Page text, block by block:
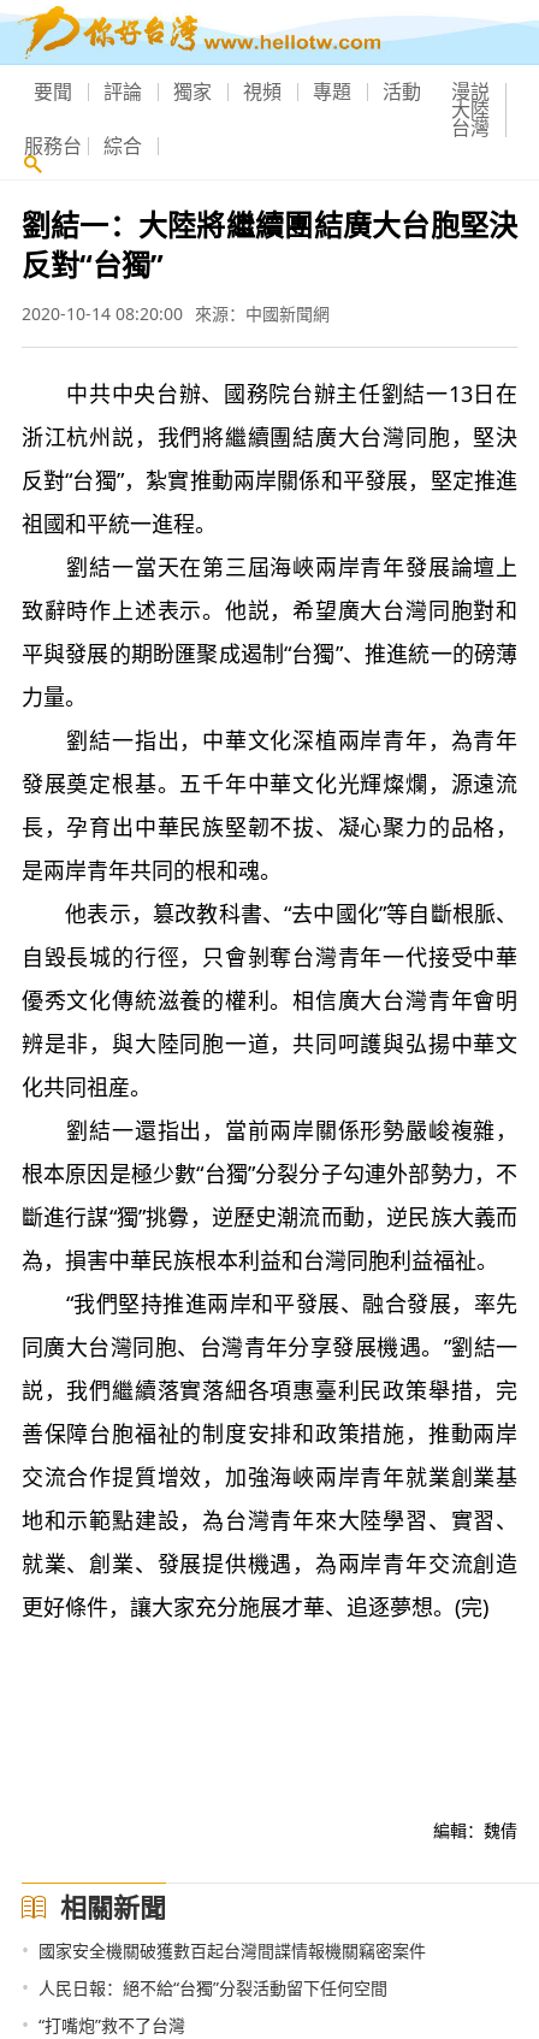
要聞 評論 獨家 視頻 專題 活動 漫説
大陸
台灣
服務台 綜合
劉結一：大陸將繼續團結廣大台胞堅決
反對“台獨”
2020-10-14 08:20:00 來源：中國新聞網
中共中央台辦、國務院台辦主任劉結一13日在
浙江杭州説，我們將繼續團結廣大台灣同胞，堅決
反對“台獨”，紮實推動兩岸關係和平發展，堅定推進
祖國和平統一進程。
劉結一當天在第三屆海峽兩岸青年發展論壇上
致辭時作上述表示。他説，希望廣大台灣同胞對和
平與發展的期盼匯聚成遏制“台獨”、推進統一的磅薄
力量。
劉結一指出，中華文化深植兩岸青年，為青年
發展奠定根基。五千年中華文化光輝燦爛，源遠流
長，孕育出中華民族堅韌不拔、凝心聚力的品格，
是兩岸青年共同的根和魂。
他表示，篡改教科書、“去中國化”等自斷根脈、
自毀長城的行徑，只會剝奪台灣青年一代接受中華
優秀文化傳統滋養的權利。相信廣大台灣青年會明
辨是非，與大陸同胞一道，共同呵護與弘揚中華文
化共同祖産。
劉結一還指出，當前兩岸關係形勢嚴峻複雜，
根本原因是極少數“台獨”分裂分子勾連外部勢力，不
斷進行謀“獨”挑釁，逆歷史潮流而動，逆民族大義而
為，損害中華民族根本利益和台灣同胞利益福祉。
“我們堅持推進兩岸和平發展、融合發展，率先
同廣大台灣同胞、台灣青年分享發展機遇。”劉結一
説，我們繼續落實落細各項惠臺利民政策舉措，完
善保障台胞福祉的制度安排和政策措施，推動兩岸
交流合作提質增效，加強海峽兩岸青年就業創業基
地和示範點建設，為台灣青年來大陸學習、實習、
就業、創業、發展提供機遇，為兩岸青年交流創造
更好條件，讓大家充分施展才華、追逐夢想。(完)
編輯：魏倩
相關新聞
• 國家安全機關破獲數百起台灣間諜情報機關竊密案件
• 人民日報：絕不給“台獨”分裂活動留下任何空間
• “打嘴炮”救不了台灣